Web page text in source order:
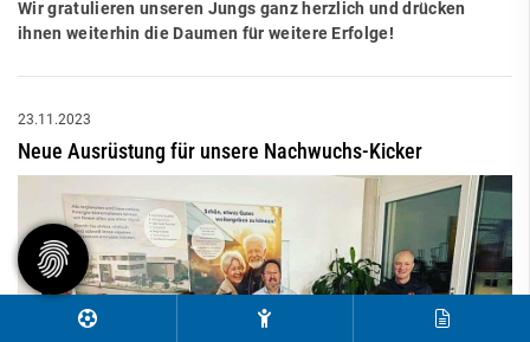
Wir gratulieren unseren Jungs ganz herzlich und drücken
ihnen weiterhin die Daumen für weitere Erfolge!
23.11.2023
Neue Ausrüstung für unsere Nachwuchs-Kicker